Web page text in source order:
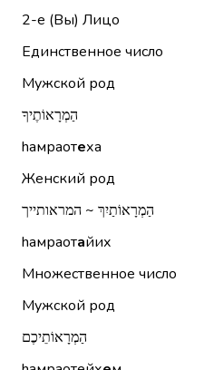
2-е (Вы) Лицо
Единственное число
Мужской род
הַמְרָאוֹתֶיךָ
hамраотеха
Женский род
הַמְרָאוֹתַיִךְ ~ המראותייך
hамраотайих
Множественное число
Мужской род
הַמְרָאוֹתֵיכֶם